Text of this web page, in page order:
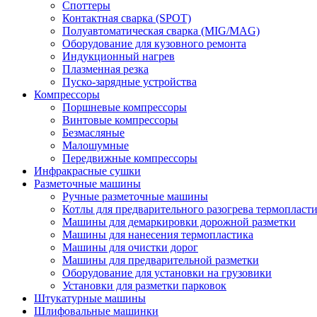
Споттеры
Контактная сварка (SPOT)
Полуавтоматическая сварка (MIG/MAG)
Оборудование для кузовного ремонта
Индукционный нагрев
Плазменная резка
Пуско-зарядные устройства
Компрессоры
Поршневые компрессоры
Винтовые компрессоры
Безмасляные
Малошумные
Передвижные компрессоры
Инфракрасные сушки
Разметочные машины
Ручные разметочные машины
Котлы для предварительного разогрева
Машины для демаркировки дорожной разметки
Машины для нанесения термопластика
Машины для очистки дорог
Машины для предварительной разметки
Оборудование для установки на грузовики
Установки для разметки парковок
Штукатурные машины
Шлифовальные машинки